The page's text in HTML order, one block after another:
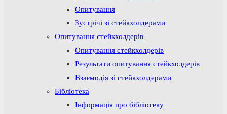
Опитування
Зустрічі зі стейкхолдерами
Опитування стейкхолдерів
Опитування стейкхолдерів
Результати опитування стейкхолдерів
Взаємодія зі стейкхолдерами
Бібліотека
Інформація про бібліотеку